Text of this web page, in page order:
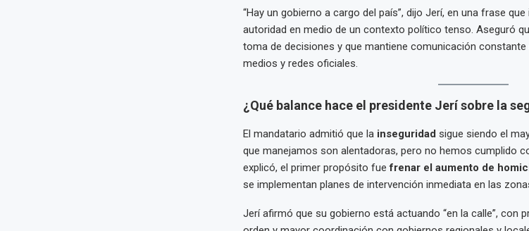
“Hay un gobierno a cargo del país”, dijo Jerí, en una frase
autoridad en medio de un contexto político tenso. Aseguró
toma de decisiones y que mantiene comunicación
medios y redes oficiales.
¿Qué balance hace el presidente Jerí sobre la
El mandatario admitió que la inseguridad sigue siendo el
que manejamos son alentadoras, pero no hemos cumplido
explicó, el primer propósito fuefrenar el aumento de
se implementan planes de intervención inmediata en las
Jerí afirmó que su gobierno está actuando “en la calle”, con